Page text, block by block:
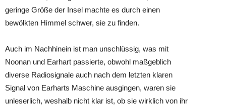
geringe Größe der Insel machte es durch einen
bewölkten Himmel schwer, sie zu finden.
Auch im Nachhinein ist man unschlüssig, was mit
Noonan und Earhart passierte, obwohl maßgeblich
diverse Radiosignale auch nach dem letzten klaren
Signal von Earharts Maschine ausgingen, waren sie
unleserlich, weshalb nicht klar ist, ob sie wirklich von ihr